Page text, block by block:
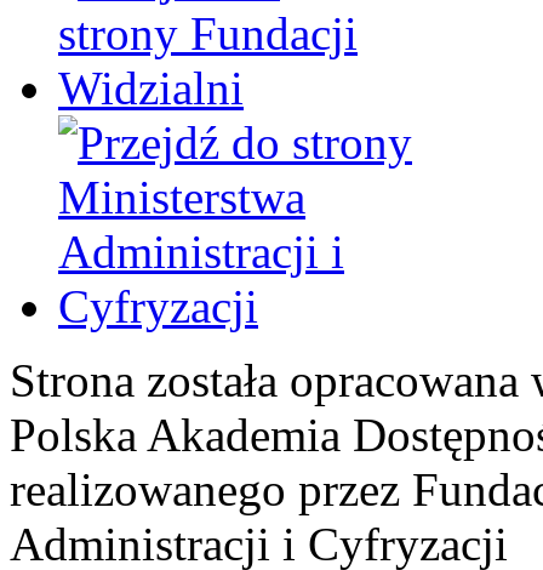
Strona została
Polska Akademia
realizowanego przez
Administracji i Cyfryzacji